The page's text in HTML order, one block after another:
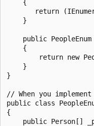
    {
return
    }
public PeopleEnum
    {
return new
    }
}
// When you
public class
{
public Person[]